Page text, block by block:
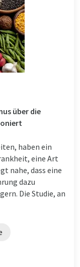
über die
haben ein
eine Art
nahe, dass eine
dazu
Die Studie, an